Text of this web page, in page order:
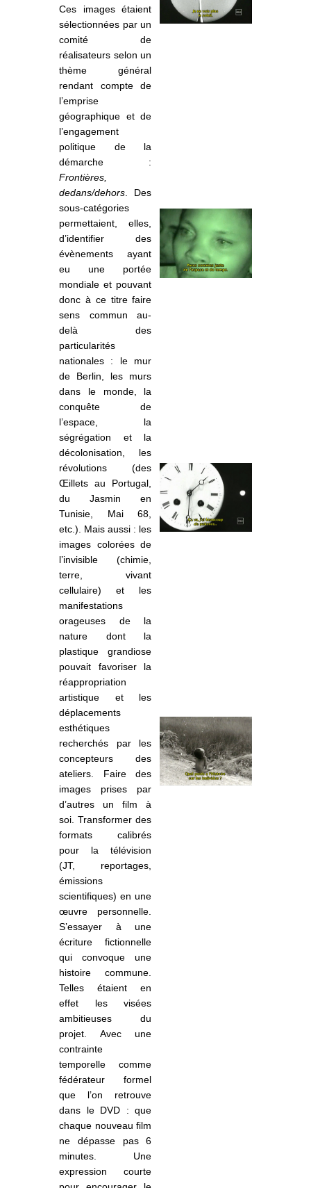
Ces images étaient
sélectionnées par un
comité de
réalisateurs selon un
thème général
rendant compte de
l’emprise
géographique et de
l’engagement
politique de la
démarche :
Frontières,
dedans/dehors . Des
sous-catégories
permettaient, elles,
d’identifier des
évènements ayant
eu une portée
mondiale et pouvant
donc à ce titre faire
sens commun au-
delà des
particularités
nationales : le mur
de Berlin, les murs
dans le monde, la
conquête de
l’espace, la
ségrégation et la
décolonisation, les
révolutions (des
Œillets au Portugal,
du Jasmin en
Tunisie, Mai 68,
etc.). Mais aussi : les
images colorées de
l’invisible (chimie,
terre, vivant
cellulaire) et les
manifestations
orageuses de la
nature dont la
plastique grandiose
pouvait favoriser la
réappropriation
artistique et les
déplacements
esthétiques
recherchés par les
concepteurs des
ateliers. Faire des
images prises par
d’autres un film à
soi. Transformer des
formats calibrés
pour la télévision
(JT, reportages,
émissions
scientifiques) en une
œuvre personnelle.
S’essayer à une
écriture fictionnelle
qui convoque une
histoire commune.
Telles étaient en
effet les visées
ambitieuses du
projet. Avec une
contrainte
temporelle comme
fédérateur formel
que l’on retrouve
dans le DVD : que
chaque nouveau film
ne dépasse pas 6
minutes. Une
expression courte